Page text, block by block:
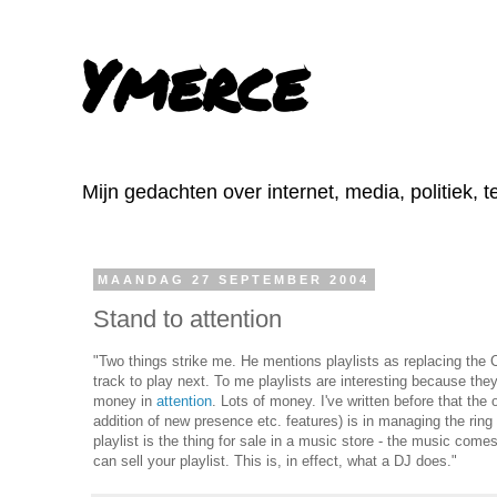
Ymerce
Mijn gedachten over internet, media, politiek,
MAANDAG 27 SEPTEMBER 2004
Stand to attention
"Two things strike me. He mentions playlists as replacing the
track to play next. To me playlists are interesting because
money in attention . Lots of money. I've written before that
addition of new presence etc. features) is in managing the
playlist is the thing for sale in a music store - the music
can sell your playlist. This is, in effect, what a DJ does."